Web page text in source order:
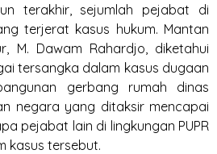
terakhir, sejumlah pejabat di
terjerat kasus hukum. Mantan
M. Dawam Rahardjo, diketahui
tersangka dalam kasus dugaan
gerbang rumah dinas
negara yang ditaksir mencapai
pejabat lain di lingkungan PUPR
kasus tersebut.